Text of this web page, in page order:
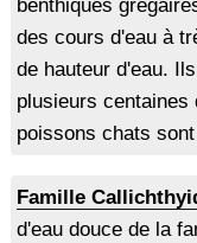
benthiques
des cours d'eau à
de hauteur d'eau.
plusieurs centaines
poissons chats
Famille
d'eau douce de la